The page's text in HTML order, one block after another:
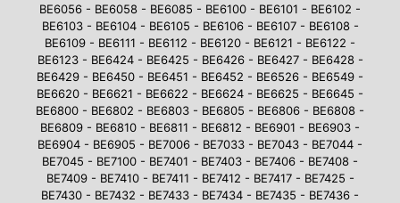
BE6056 - BE6058 - BE6085 - BE6100 - BE6101 - BE6102 -
BE6103 - BE6104 - BE6105 - BE6106 - BE6107 - BE6108 -
BE6109 - BE6111 - BE6112 - BE6120 - BE6121 - BE6122 -
BE6123 - BE6424 - BE6425 - BE6426 - BE6427 - BE6428 -
BE6429 - BE6450 - BE6451 - BE6452 - BE6526 - BE6549 -
BE6620 - BE6621 - BE6622 - BE6624 - BE6625 - BE6645 -
BE6800 - BE6802 - BE6803 - BE6805 - BE6806 - BE6808 -
BE6809 - BE6810 - BE6811 - BE6812 - BE6901 - BE6903 -
BE6904 - BE6905 - BE7006 - BE7033 - BE7043 - BE7044 -
BE7045 - BE7100 - BE7401 - BE7403 - BE7406 - BE7408 -
BE7409 - BE7410 - BE7411 - BE7412 - BE7417 - BE7425 -
BE7430 - BE7432 - BE7433 - BE7434 - BE7435 - BE7436 -